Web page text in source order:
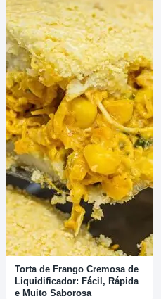
Torta de Frango Cremosa de
Liquidificador: Fácil, Rápida
e Muito Saborosa